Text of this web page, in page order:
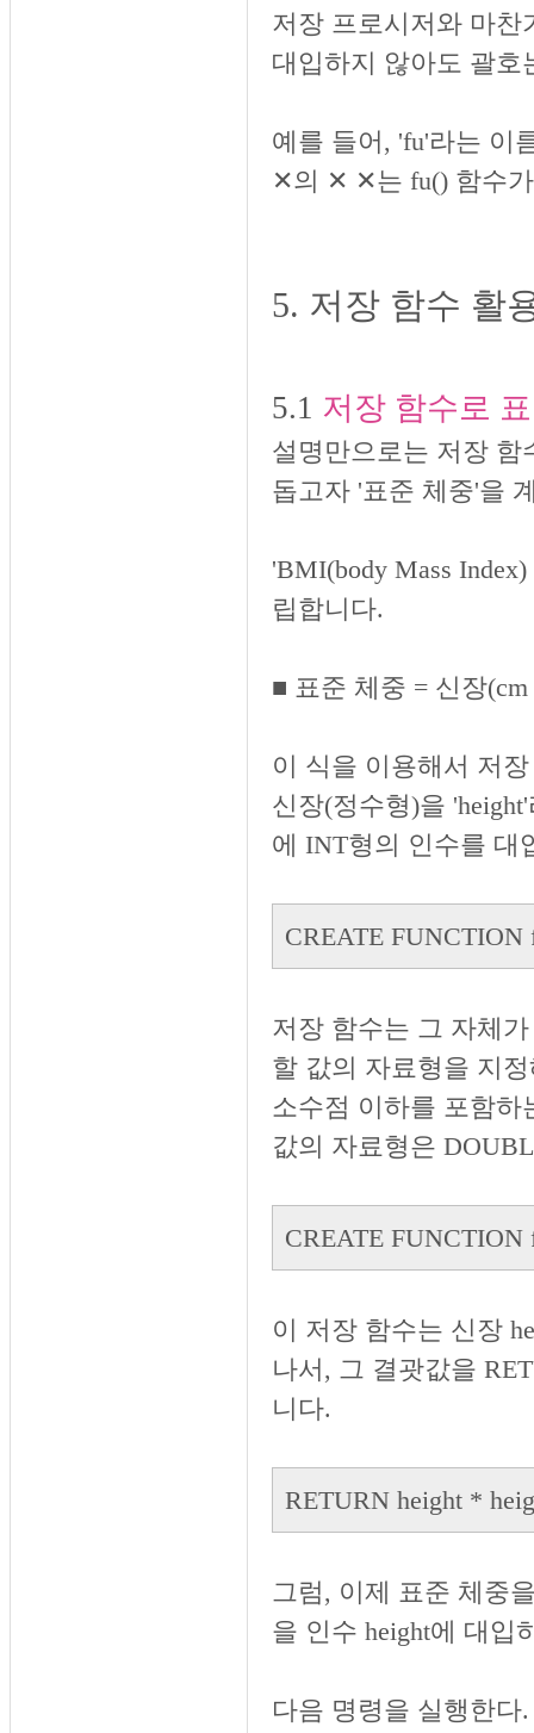
저장 프로시저와 마찬
대입하지 않아도 괄호
예를 들어, 'fu'라는 이
✕의 ✕ ✕는 fu() 함수
5. 저장 함수 활
5.1 저장 함수로
설명만으로는 저장 함
돕고자 '표준 체중'을
'BMI(body Mass
립합니다.
■ 표준 체중 = 신장
이 식을 이용해서 저
신장(정수형)을
에 INT형의 인수를 대
CREATE FUNCTION
저장 함수는 그 자체
할 값의 자료형을 지
소수점 이하를 포함하
값의 자료형은
CREATE
이 저장 함수는 신장
나서, 그 결괏값을
니다.
RETURN height *
그럼, 이제 표준 체중
을 인수 height에 대입
다음 명령을 실행한다.